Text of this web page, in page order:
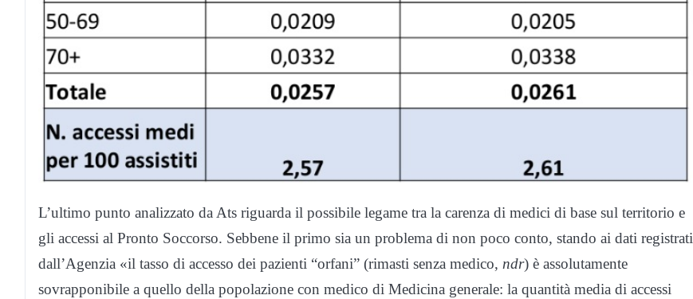
L’ultimo punto analizzato da Ats riguarda il possibile legame tra la carenza di medici di base sul territorio e
gli accessi al Pronto Soccorso. Sebbene il primo sia un problema di non poco conto, stando ai dati registrati
dall’Agenzia «il tasso di accesso dei pazienti “orfani” (rimasti senza medico, ndr) è assolutamente
sovrapponibile a quello della popolazione con medico di Medicina generale: la quantità media di accessi